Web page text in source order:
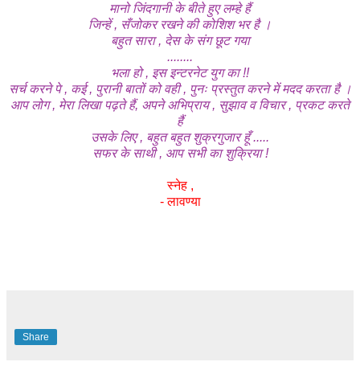
मानो जिंदगानी के बीते हुए लम्हे हैं
जिन्हें , सँजोकर रखने की कोशिश भर है ।
बहुत सारा , देस के संग छूट गया
........
भला हो , इस इन्टरनेट युग का !!
सर्च करने पे , कई , पुरानी बातों को वही , पुनः प्रस्तुत करने में मदद करता है ।
आप लोग , मेरा लिखा पढ़ते हैं, अपने अभिप्राय , सुझाव व विचार , प्रकट करते
हैं
उसके लिए , बहुत बहुत शुक्रगुजार हूँ .....
सफर के साथी , आप सभी का शुक्रिया !
स्नेह ,
- लावण्या
Share